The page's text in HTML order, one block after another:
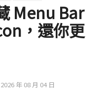
Menu Bar
，還你更
年 08 月 04 日